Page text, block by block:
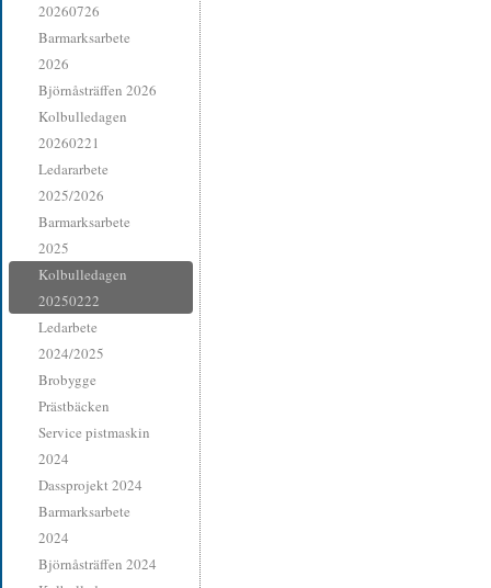
20260726
Barmarksarbete
2026
Björnåsträffen 2026
Kolbulledagen
20260221
Ledararbete
2025/2026
Barmarksarbete
2025
Kolbulledagen
20250222
Ledarbete
2024/2025
Brobygge
Prästbäcken
Service pistmaskin
2024
Dassprojekt 2024
Barmarksarbete
2024
Björnåsträffen 2024